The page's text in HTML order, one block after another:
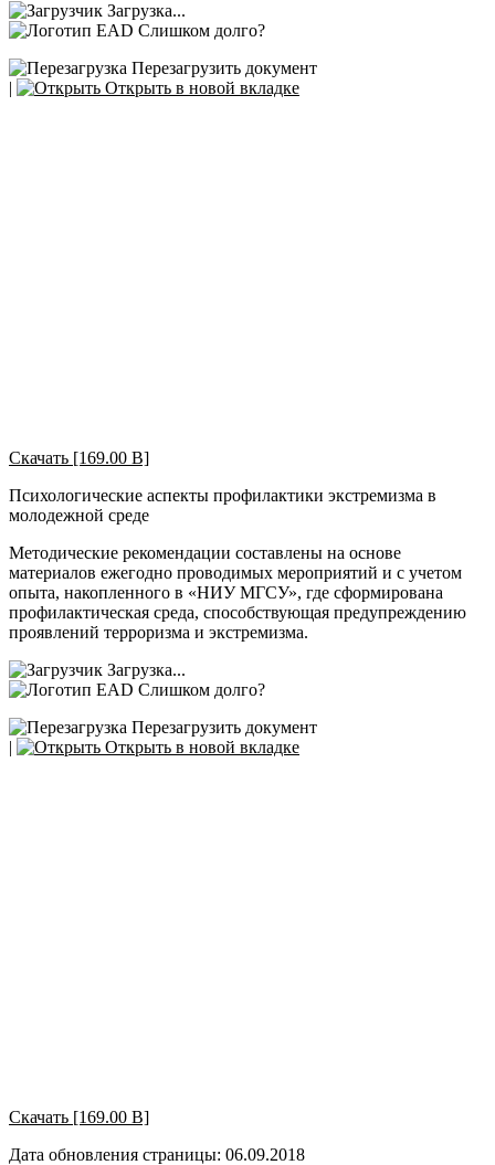
Загрузка...
Слишком долго?
Перезагрузить документ
|
Открыть в новой вкладке
Скачать [169.00 B]
Психологические аспекты профилактики экстремизма в
молодежной среде
Методические рекомендации составлены на основе
материалов ежегодно проводимых мероприятий и с учетом
опыта, накопленного в «НИУ МГСУ», где сформирована
профилактическая среда, способствующая предупреждению
проявлений терроризма и экстремизма.
Загрузка...
Слишком долго?
Перезагрузить документ
|
Открыть в новой вкладке
Скачать [169.00 B]
Дата обновления страницы: 06.09.2018